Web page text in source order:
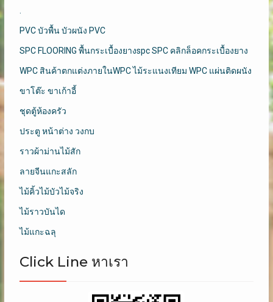
PVC บัวพื้น บัวผนัง PVC
SPC FLOORING พื้นกระเบื้องยางspc SPC คลิกล็อคกระเบื้องยาง
WPC สินค้าตกแต่งภายในWPC ไม้ระแนงเทียม WPC แผ่นติดผนัง
ขาโต๊ะ ขาเก้าอี้
ชุดตู้ห้องครัว
ประตู หน้าต่าง วงกบ
ราวผ้าม่านไม้สัก
ลายจีนแกะสลัก
ไม้คิ้วไม้บัวไม้จริง
ไม้ราวบันได
ไม้แกะฉลุ
Click Line หาเรา